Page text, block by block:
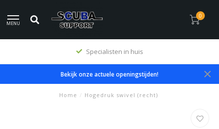
MENU
0
Specialisten in huis
Bekijk onze actuele openingstijden!
Home / Hogedruk swivel (recht)